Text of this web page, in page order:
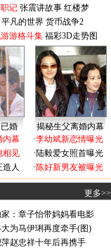
记 张震讲故事 红楼梦
平凡的世界 货币战争2
游格斗集 福彩3D走势图
婚
揭秘生父离婚内幕
内幕
相见
造人
·李幼斌新恋情曝光
·陆毅爱女照首曝光
·陈好新男友被曝光
更多>>
：章子怡带妈妈看电影
为马伊琍再度牵手(图)
赵忠祥十年后再携手